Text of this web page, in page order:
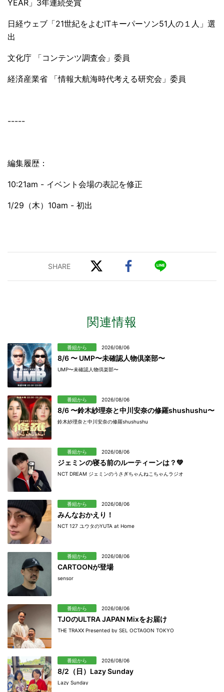
YEAR」3年連続受賞
日経ウェブ「21世紀をよむITキーパーソン51人の１人」選
出
文化庁 「コンテンツ調査会」委員
経済産業省 「情報大航海時代考える研究会」委員
-----
編集履歴：
10:21am - イベント会場の表記を修正
1/29（木）10am - 初出
関連情報
番組から 2026/08/06
8/6 〜 UMP〜未確認人物倶楽部〜
UMP〜未確認人物倶楽部〜
番組から 2026/08/06
8/6 〜鈴木紗理奈と中川安奈の修羅shushushu〜
鈴木紗理奈と中川安奈の修羅shushushu
番組から 2026/08/06
ジェミンの寝る前のルーティーンは？💚
NCT DREAM ジェミンのうさぎちゃんねこちゃんラジオ
番組から 2026/08/06
みんなおかえり！
NCT 127 ユウタのYUTA at Home
番組から 2026/08/06
CARTOONが登場
sensor
番組から 2026/08/06
TJOのULTRA JAPAN Mixをお届け
THE TRAXX Presented by SEL OCTAGON TOKYO
番組から 2026/08/06
8/2（日）Lazy Sunday
Lazy Sunday